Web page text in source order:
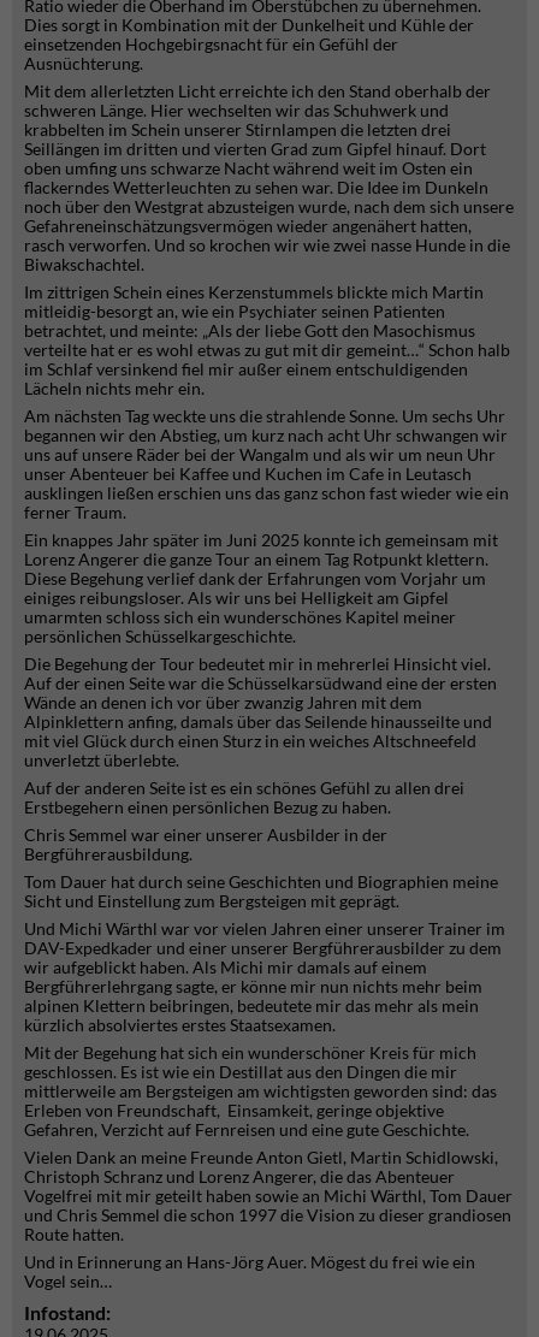
Ratio wieder die Oberhand im Oberstübchen zu übernehmen.
Dies sorgt in Kombination mit der Dunkelheit und Kühle der
einsetzenden Hochgebirgsnacht für ein Gefühl der
Ausnüchterung.
Mit dem allerletzten Licht erreichte ich den Stand oberhalb der
schweren Länge. Hier wechselten wir das Schuhwerk und
krabbelten im Schein unserer Stirnlampen die letzten drei
Seillängen im dritten und vierten Grad zum Gipfel hinauf. Dort
oben umfing uns schwarze Nacht während weit im Osten ein
flackerndes Wetterleuchten zu sehen war. Die Idee im Dunkeln
noch über den Westgrat abzusteigen wurde, nach dem sich unsere
Gefahreneinschätzungsvermögen wieder angenähert hatten,
rasch verworfen. Und so krochen wir wie zwei nasse Hunde in die
Biwakschachtel.
Im zittrigen Schein eines Kerzenstummels blickte mich Martin
mitleidig-besorgt an, wie ein Psychiater seinen Patienten
betrachtet, und meinte: „Als der liebe Gott den Masochismus
verteilte hat er es wohl etwas zu gut mit dir gemeint…“ Schon halb
im Schlaf versinkend fiel mir außer einem entschuldigenden
Lächeln nichts mehr ein.
Am nächsten Tag weckte uns die strahlende Sonne. Um sechs Uhr
begannen wir den Abstieg, um kurz nach acht Uhr schwangen wir
uns auf unsere Räder bei der Wangalm und als wir um neun Uhr
unser Abenteuer bei Kaffee und Kuchen im Cafe in Leutasch
ausklingen ließen erschien uns das ganz schon fast wieder wie ein
ferner Traum.
Ein knappes Jahr später im Juni 2025 konnte ich gemeinsam mit
Lorenz Angerer die ganze Tour an einem Tag Rotpunkt klettern.
Diese Begehung verlief dank der Erfahrungen vom Vorjahr um
einiges reibungsloser. Als wir uns bei Helligkeit am Gipfel
umarmten schloss sich ein wunderschönes Kapitel meiner
persönlichen Schüsselkargeschichte.
Die Begehung der Tour bedeutet mir in mehrerlei Hinsicht viel.
Auf der einen Seite war die Schüsselkarsüdwand eine der ersten
Wände an denen ich vor über zwanzig Jahren mit dem
Alpinklettern anfing, damals über das Seilende hinausseilte und
mit viel Glück durch einen Sturz in ein weiches Altschneefeld
unverletzt überlebte.
Auf der anderen Seite ist es ein schönes Gefühl zu allen drei
Erstbegehern einen persönlichen Bezug zu haben.
Chris Semmel war einer unserer Ausbilder in der
Bergführerausbildung.
Tom Dauer hat durch seine Geschichten und Biographien meine
Sicht und Einstellung zum Bergsteigen mit geprägt.
Und Michi Wärthl war vor vielen Jahren einer unserer Trainer im
DAV-Expedkader und einer unserer Bergführerausbilder zu dem
wir aufgeblickt haben. Als Michi mir damals auf einem
Bergführerlehrgang sagte, er könne mir nun nichts mehr beim
alpinen Klettern beibringen, bedeutete mir das mehr als mein
kürzlich absolviertes erstes Staatsexamen.
Mit der Begehung hat sich ein wunderschöner Kreis für mich
geschlossen. Es ist wie ein Destillat aus den Dingen die mir
mittlerweile am Bergsteigen am wichtigsten geworden sind: das
Erleben von Freundschaft, Einsamkeit, geringe objektive
Gefahren, Verzicht auf Fernreisen und eine gute Geschichte.
Vielen Dank an meine Freunde Anton Gietl, Martin Schidlowski,
Christoph Schranz und Lorenz Angerer, die das Abenteuer
Vogelfrei mit mir geteilt haben sowie an Michi Wärthl, Tom Dauer
und Chris Semmel die schon 1997 die Vision zu dieser grandiosen
Route hatten.
Und in Erinnerung an Hans-Jörg Auer. Mögest du frei wie ein
Vogel sein…
Infostand: